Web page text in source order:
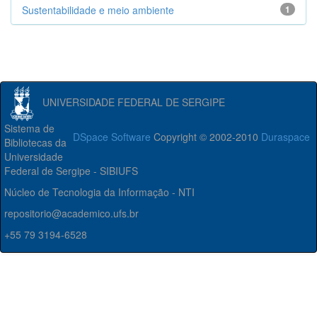
1
Sustentabilidade e meio ambiente
UNIVERSIDADE FEDERAL DE SERGIPE
DSpace Software Copyright © 2002-2010 Duraspace
Sistema de
Bibliotecas da
Universidade
Federal de Sergipe - SIBIUFS
Núcleo de Tecnologia da Informação - NTI
repositorio@academico.ufs.br
+55 79 3194-6528